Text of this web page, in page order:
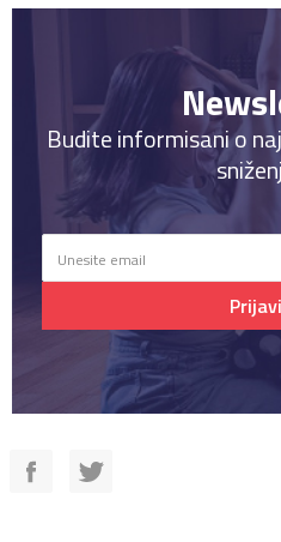
Budite informisani o